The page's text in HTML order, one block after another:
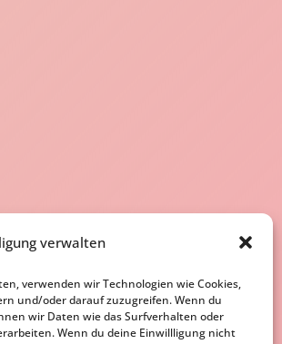
verwalten
verwenden wir Technologien wie Cookies,
und/oder darauf zuzugreifen. Wenn du
wir Daten wie das Surfverhalten oder
Wenn du deine Einwillligung nicht